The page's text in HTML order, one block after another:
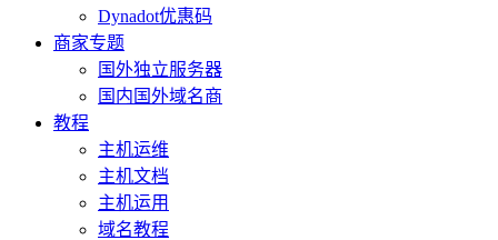
Dynadot优惠码
商家专题
国外独立服务器
国内国外域名商
教程
主机运维
主机文档
主机运用
域名教程